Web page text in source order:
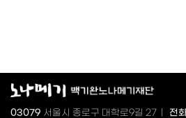
03079 서울시 종로구 대학로9길 27 | 전